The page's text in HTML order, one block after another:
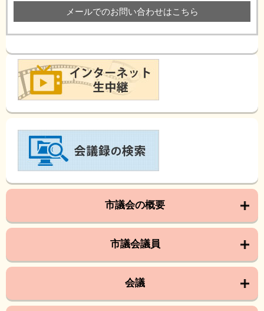
メールでのお問い合わせはこちら
市議会の概要
市議会議員
会議